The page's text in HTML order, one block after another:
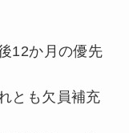
12か月の優先
とも欠員補充